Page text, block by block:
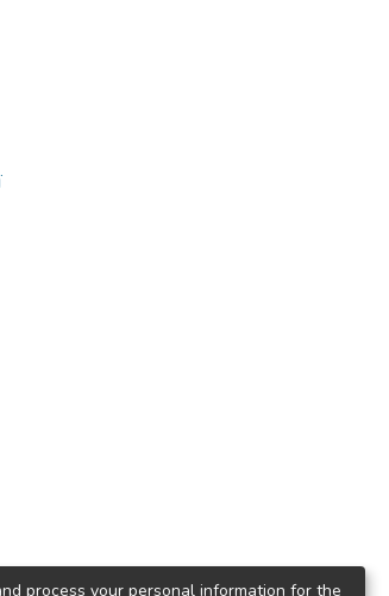
process your personal information for the